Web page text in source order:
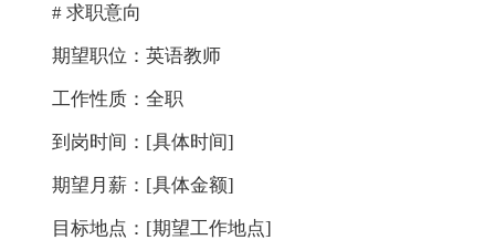
# 求职意向
期望职位：英语教师
工作性质：全职
到岗时间：[具体时间]
期望月薪：[具体金额]
目标地点：[期望工作地点]